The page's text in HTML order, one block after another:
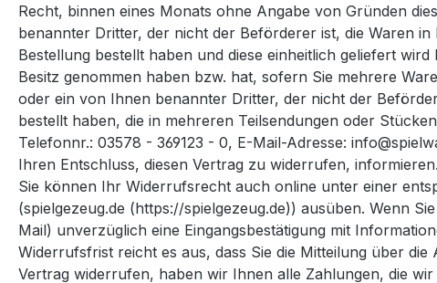
Recht, binnen eines Monats ohne Angabe von Gründen
benannter Dritter, der nicht der Beförderer ist, die Waren
Bestellung bestellt haben und diese einheitlich geliefert
Besitz genommen haben bzw. hat, sofern Sie mehrere
oder ein von Ihnen benannter Dritter, der nicht der
bestellt haben, die in mehreren Teilsendungen oder
Telefonnr.: 03578 - 369123 - 0, E-Mail-Adresse:
Ihren Entschluss, diesen Vertrag zu widerrufen,
Sie können Ihr Widerrufsrecht auch online unter einer
(spielgezeug.de (https://spielgezeug.de)) ausüben. Wenn
Mail) unverzüglich eine Eingangsbestätigung mit
Widerrufsfrist reicht es aus, dass Sie die Mitteilung über
Vertrag widerrufen, haben wir Ihnen alle Zahlungen, die